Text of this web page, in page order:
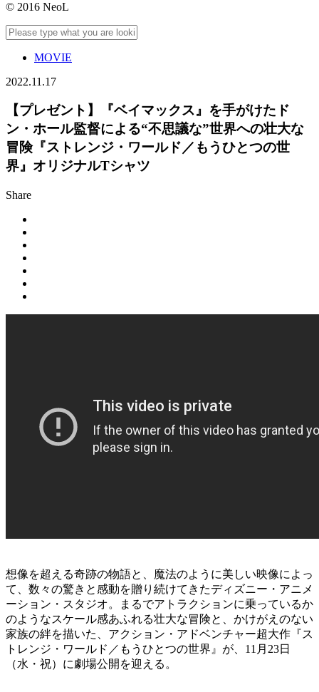
© 2016 NeoL
MOVIE
2022.11.17
【プレゼント】『ベイマックス』を手がけたド
ン・ホール監督による“不思議な”世界への壮大な
冒険『ストレンジ・ワールド／もうひとつの世
界』オリジナルTシャツ
Share
想像を超える奇跡の物語と、魔法のように美しい映像によっ
て、数々の驚きと感動を贈り続けてきたディズニー・アニメ
ーション・スタジオ。まるでアトラクションに乗っているか
のようなスケール感あふれる壮大な冒険と、かけがえのない
家族の絆を描いた、アクション・アドベンチャー超大作『ス
トレンジ・ワールド／もうひとつの世界』が、11月23日
（水・祝）に劇場公開を迎える。